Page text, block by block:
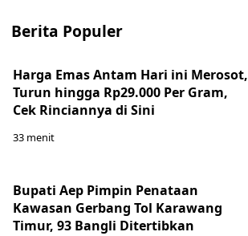
Berita Populer
Harga Emas Antam Hari ini Merosot,
Turun hingga Rp29.000 Per Gram,
Cek Rinciannya di Sini
33 menit
Bupati Aep Pimpin Penataan
Kawasan Gerbang Tol Karawang
Timur, 93 Bangli Ditertibkan